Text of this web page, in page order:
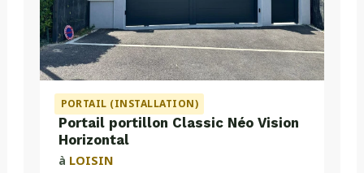
PORTAIL (INSTALLATION)
Portail portillon Classic Néo Vision
Horizontal
à LOISIN